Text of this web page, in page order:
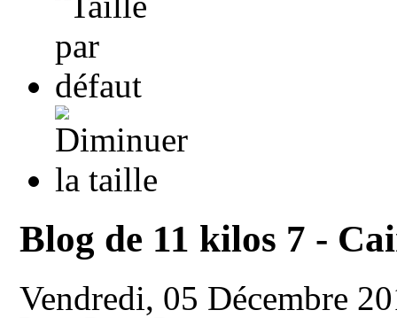
Blog de 11 kilos 7 -
Vendredi, 05 Décembre